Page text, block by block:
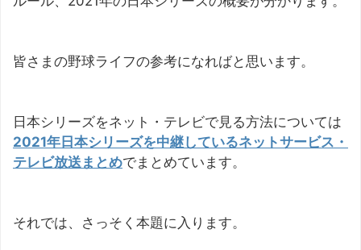
皆さまの野球ライフの参考になればと思います。
日本シリーズをネット・テレビで見る方法については
2021年日本シリーズを中継しているネットサービス・
テレビ放送まとめでまとめています。
それでは、さっそく本題に入ります。